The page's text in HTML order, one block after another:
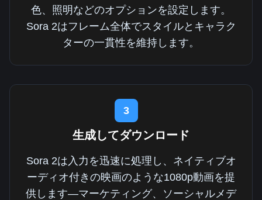
色、照明などのオプションを設定します。
Sora 2はフレーム全体でスタイルとキャラク
ターの一貫性を維持します。
3
生成してダウンロード
Sora 2は入力を迅速に処理し、ネイティブオ
ーディオ付きの映画のような1080p動画を提
供します—マーケティング、ソーシャルメデ